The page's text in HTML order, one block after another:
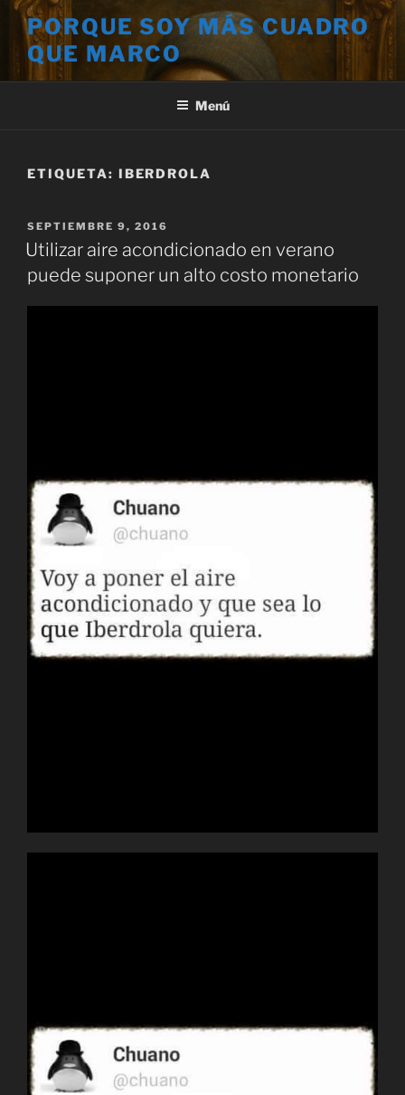
Saltar
contenido
PORQUE SOY MÁS CUADRO
QUE MARCO
Menú
ETIQUETA: IBERDROLA
PUBLICADO
EL
SEPTIEMBRE 9, 2016
Utilizar aire acondicionado en verano
puede suponer un alto costo monetario